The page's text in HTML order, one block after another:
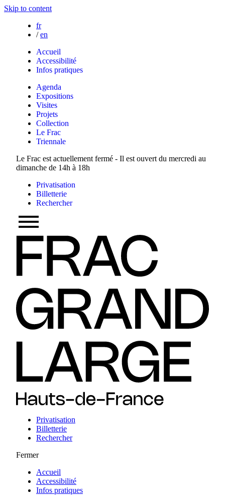
Skip to content
fr
/ en
Accueil
Accessibilité
Infos pratiques
Agenda
Expositions
Visites
Projets
Collection
Le Frac
Triennale
Le Frac est actuellement fermé - Il est ouvert du mercredi au
dimanche de 14h à 18h
Privatisation
Billetterie
Rechercher
Privatisation
Billetterie
Rechercher
Fermer
Accueil
Accessibilité
Infos pratiques